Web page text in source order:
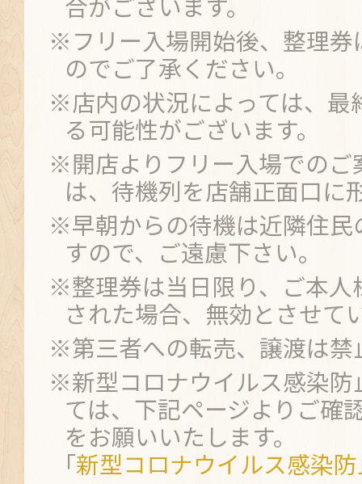
※フリー入場開始後、整理券
のでご了承ください。
※店内の状況によっては、最
る可能性がございます。
※開店よりフリー入場でのご
は、待機列を店舗正面口に
※早朝からの待機は近隣住民
すので、ご遠慮下さい。
※整理券は当日限り、ご本人
された場合、無効とさせて
※第三者への転売、譲渡は禁
※新型コロナウイルス感染防
ては、下記ページよりご確
をお願いいたします。
｢新型コロナウイルス感染